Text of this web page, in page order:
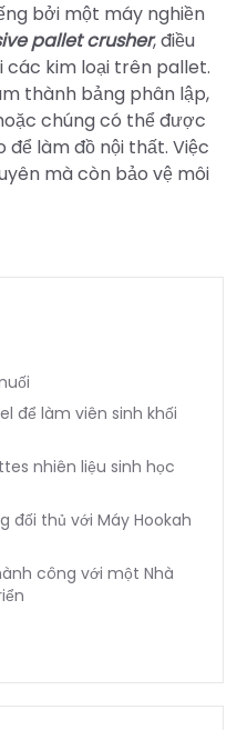
bởi một máy nghiền
pallet crusher, điều
các kim loại trên pallet.
thành bảng phân lập,
chúng có thể được
làm đồ nội thất. Việc
mà còn bảo vệ môi
để làm viên sinh khối
nhiên liệu sinh học
đối thủ với Máy Hookah
công với một Nhà